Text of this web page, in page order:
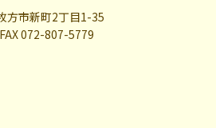
方市新町2丁目1-35
072-807-5779